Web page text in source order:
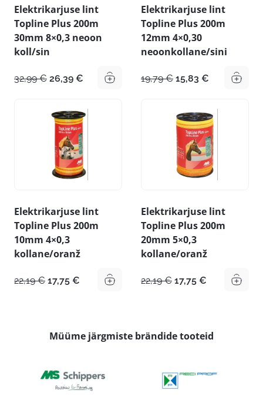
Elektrikarjuse lint
Topline Plus 200m
30mm 8×0,3 neoon
koll/sin
32,99€ Algne
32,99 €.
26,39 € Praegune
26,39 €.
Elektrikarjuse lint
Topline Plus 200m
12mm 4×0,30
neoonkollane/sini
19,79€ Algne
19,79 €.
15,83 € Praegune
15,83 €.
Elektrikarjuse lint
Topline Plus 200m
10mm 4×0,3
kollane/oranž
22,19€ Algne
17,75 € Praegune
Elektrikarjuse lint
Topline Plus 200m
20mm 5×0,3
kollane/oranž
22,19€ Algne
17,75 € Praegune
Müüme järgmiste brändide tooteid